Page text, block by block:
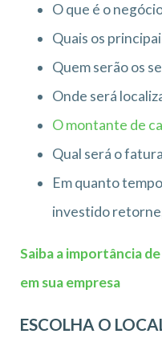
O que é o
Quais os
Quem serão os
Onde será
O montante de
Qual será o
Em quanto
investido
Saiba a importância
em sua empresa
ESCOLHA O